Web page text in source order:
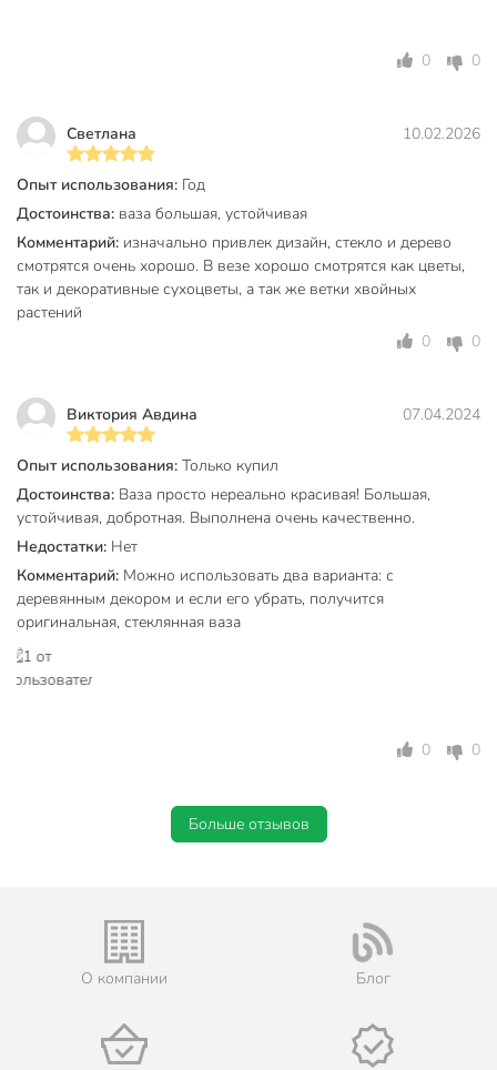
Высота, см
Страна производства
Тип
Размещение
настольный
С ручками
прозрачные
Материал
Цвет
Стиль
Особенности
для мини букетов
Форма
Тип горла
с узким горлом
Артикул производителя
0 0
Светлана 10.02.2026
Опыт использования: Год
Достоинства: ваза большая, устойчивая
Комментарий: изначально привлек дизайн, стекло и дерево
смотрятся очень хорошо. В везе хорошо смотрятся как цветы,
так и декоративные сухоцветы, а так же ветки хвойных
растений
0
0
Виктория Авдина 07.04.2024
Опыт использования: Только купил
Достоинства: Ваза просто нереально красивая! Большая,
устойчивая, добротная. Выполнена очень качественно.
Недостатки: Нет
Комментарий: Можно использовать два варианта: с
деревянным декором и если его убрать, получится
оригинальная, стеклянная ваза
0 0
Больше отзывов
О компании Блог